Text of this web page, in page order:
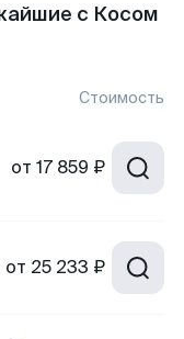
с Косом
Стоимость
от 17 859 ₽
от 25 233 ₽